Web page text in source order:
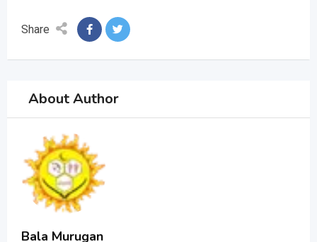
Share
About Author
Bala Murugan